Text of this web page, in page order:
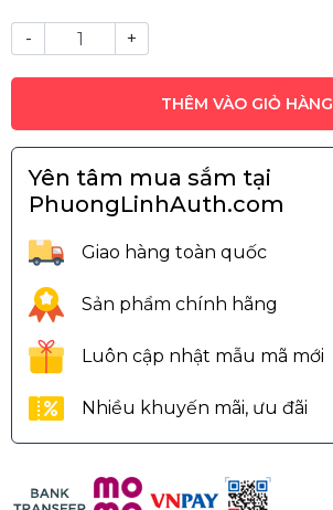
- +
THÊM VÀO GIỎ HÀNG
Yên tâm mua sắm tại
PhuongLinhAuth.com
Giao hàng toàn quốc
Sản phẩm chính hãng
Luôn cập nhật mẫu mã mới
Nhiều khuyến mãi, ưu đãi